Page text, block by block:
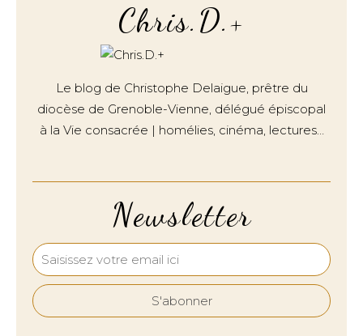
Newsletter
Chris.D.+
Le blog de Christophe Delaigue, prêtre du
diocèse de Grenoble-Vienne, délégué épiscopal
à la Vie consacrée | homélies, cinéma, lectures…